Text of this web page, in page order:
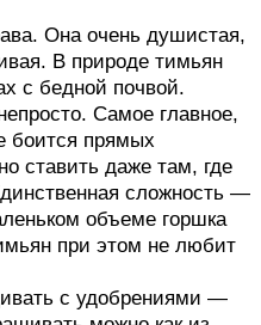
Она очень душистая,
В природе тимьян
с бедной почвой.
Самое главное,
боится прямых
ставить даже там, где
сложность —
объеме горшка
при этом не любит
с удобрениями —